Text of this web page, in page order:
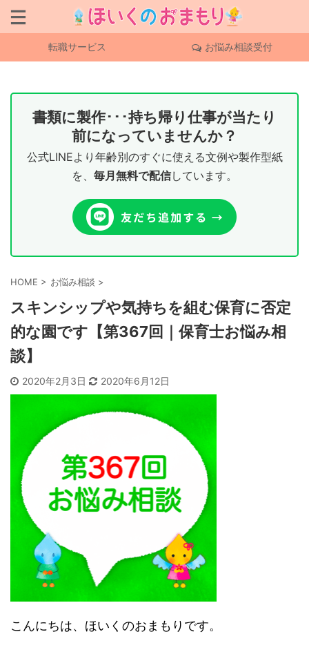
転職サービス お悩み相談受付
書類に製作･･･持ち帰り仕事が当たり
前になっていませんか？
公式LINEより年齢別のすぐに使える文例や製作型紙
を、 毎月無料で配信しています。
HOME > お悩み相談 >
スキンシップや気持ちを組む保育に否定
的な園です【第367回｜保育士お悩み相
談】
2020年2月3日 2020年6月12日
こんにちは、ほいくのおまもりです。